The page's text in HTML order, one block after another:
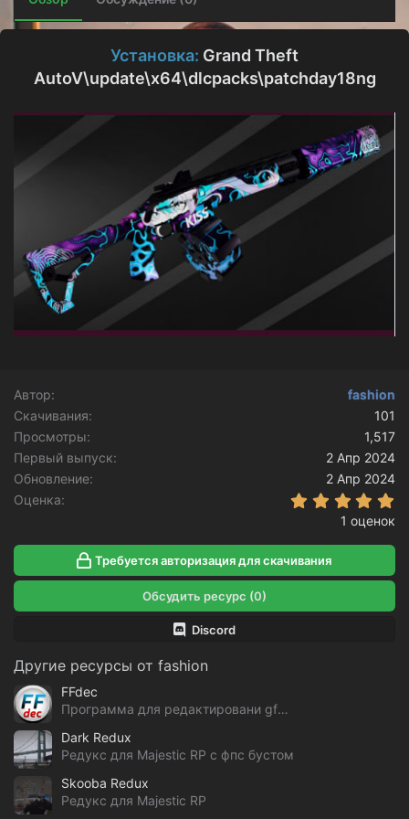
з
а
н
я
Установка: Grand Theft
AutoV\update\x64\dlcpacks\patchday18ng
Автор
fashion
Скачивания
101
Просмотры
1,517
Первый выпуск
2 Апр 2024
Обновление
2 Апр 2024
Оценка
1 оценок
Требуется авторизация для скачивания
Обсудить ресурс (0)
Discord
Другие ресурсы от fashion
FFdec
Программа для редактировани gfx файлов GTA V
Dark Redux
Редукс для Majestic RP с фпс бустом
Skooba Redux
Редукс для Majestic RP